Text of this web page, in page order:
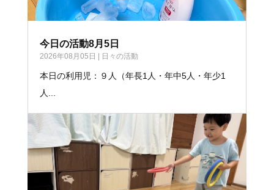
今日の活動8月5日
2026年08月05日 日々の活動
本日の利用児：９人（年長1人・年中5人・年少1
人...